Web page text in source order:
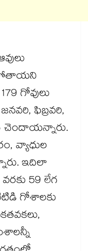
గోవులు
ఫిబ్రవరి,
చెందాయన్నారు.
వ్యాధుల
ఇదిలా
59 లేగ
గోశాలకు